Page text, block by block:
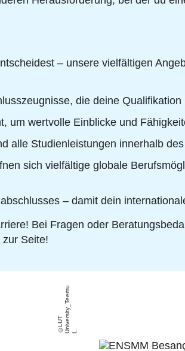
– unsere vielfältigen
die deine
um wertvolle Einblicke und
alle Studienleistungen innerhalb
sich vielfältige globale
– damit dein
Bei Fragen oder
Seite!
L
U
T
U
ni
v
e
r
si
t
y
_
T
e
e
m u
L
.